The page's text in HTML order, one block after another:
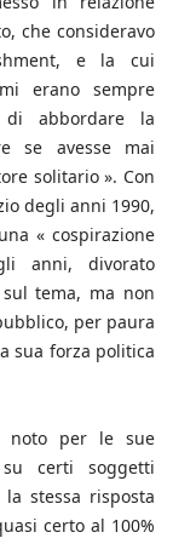
che consideravo
e la cui
erano sempre
abbordare la
se avesse mai
solitario ». Con
degli anni 1990,
« cospirazione
anni, divorato
tema, ma non
per paura
sua forza politica
noto per le sue
su certi soggetti
stessa risposta
certo al 100%